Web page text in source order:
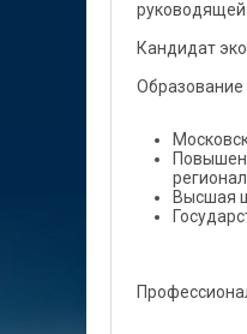
руководящей
Кандидат
Высшая